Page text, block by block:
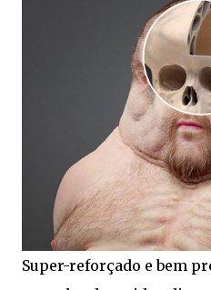
Super-reforçado e bem